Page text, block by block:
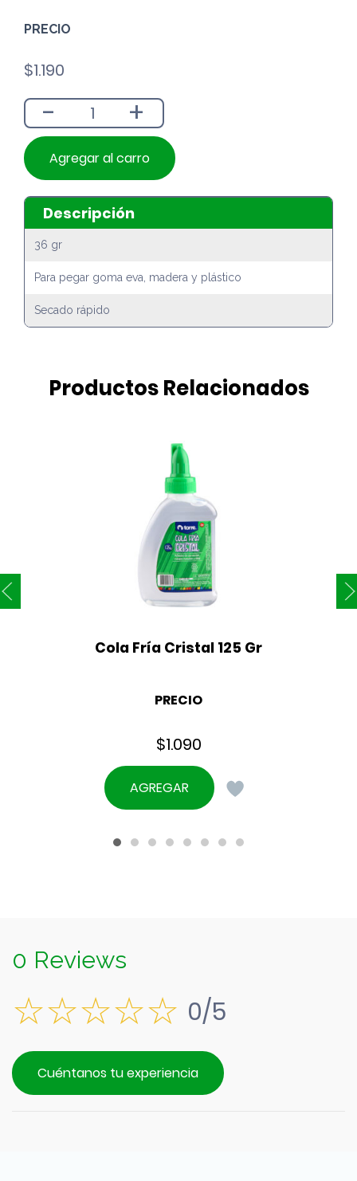
PRECIO
$1.190
- +
Agregar al carro
Descripción
36 gr
Para pegar goma eva, madera y plástico
Secado rápido
Productos Relacionados
Cola Fría Cristal 125 Gr
PRECIO
$1.090
AGREGAR
0 Reviews
0/5
Cuéntanos tu experiencia